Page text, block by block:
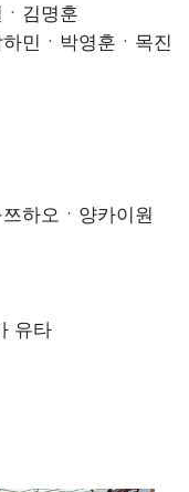
김명훈
민ㆍ박영훈ㆍ목진
하오ㆍ양카이원
유타